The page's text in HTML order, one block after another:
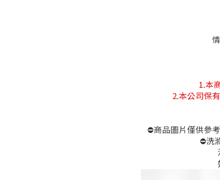
1.本
2.本公司保
⛔商品圖片僅供參
⛔洗